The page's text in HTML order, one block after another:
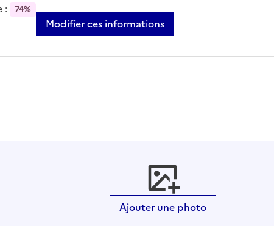
: 74%
Modifier ces informations
Ajouter une photo